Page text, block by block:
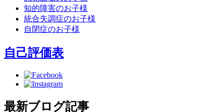
知的障害のお子様
統合失調症のお子様
自閉症のお子様
自己評価表
最新ブログ記事